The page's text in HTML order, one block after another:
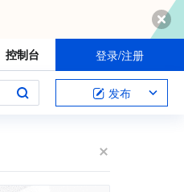
控制台 登录/注册
发布